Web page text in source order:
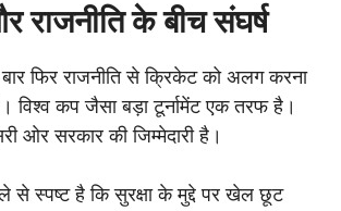
राजनीति के बीच संघर्ष
फिर राजनीति से क्रिकेट को अलग करना
विश्व कप जैसा बड़ा टूर्नामेंट एक तरफ है।
ओर सरकार की जिम्मेदारी है।
से स्पष्ट है कि सुरक्षा के मुद्दे पर खेल छूट